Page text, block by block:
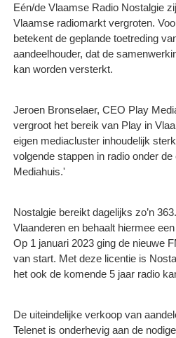
Eén/de Vlaamse Radio Nostalgie
Vlaamse radiomarkt vergroten.
betekent de geplande toetreding
aandeelhouder, dat de
kan worden versterkt.
Jeroen Bronselaer, CEO Play
vergroot het bereik van Play in
eigen mediacluster inhoudelijk
volgende stappen in radio onder
Mediahuis.'
Nostalgie bereikt dagelijks zo’n
Vlaanderen en behaalt hiermee
Op 1 januari 2023 ging de nieuwe
van start. Met deze licentie is
het ook de komende 5 jaar radio
De uiteindelijke verkoop van
Telenet is onderhevig aan de